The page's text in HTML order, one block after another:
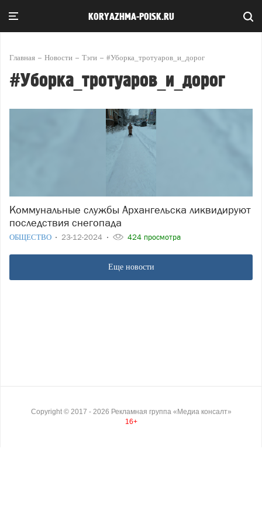
KORYAZHMA-POISK.RU
Главная Новости Тэги #Уборка_тротуаров_и_дорог
#Уборка_тротуаров_и_дорог
Коммунальные службы Архангельска ликвидируют
последствия снегопада
ОБЩЕСТВО 23-12-2024 424 просмотра
Еще новости
Copyright © 2017 - 2026 Рекламная группа «Медиа консалт»
16+